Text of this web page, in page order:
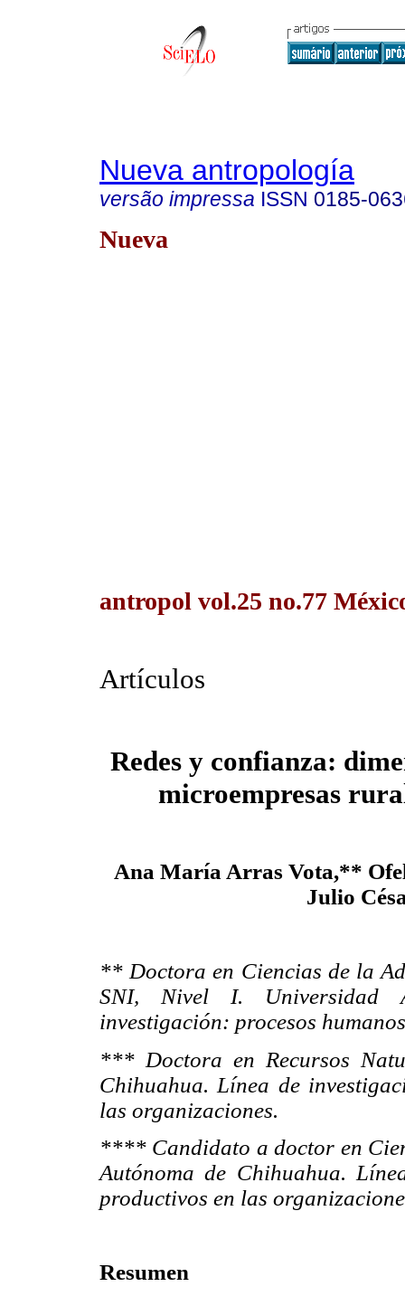
Nueva antropología
versão impressa ISSN 0185-
Nueva
antropol vol.25 no.77
Artículos
Redes y confianza:
microempresas
Ana María Arras Vota,**
Julio
** Doctora en Ciencias de la
SNI, Nivel I. Universidad
investigación: procesos
*** Doctora en Recursos
Chihuahua. Línea de
las organizaciones.
**** Candidato a doctor en
Autónoma de Chihuahua.
productivos en las
Resumen